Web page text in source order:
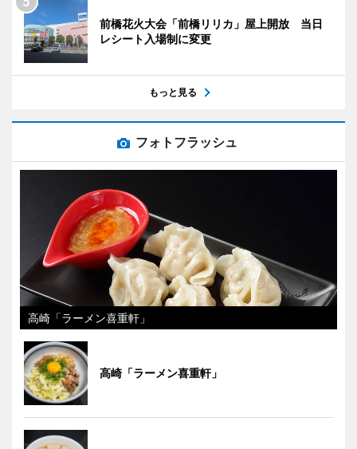
前橋花火大会「前橋リリカ」屋上開放 当日
レシート入場制に変更
もっと見る
フォトフラッシュ
高崎「ラーメン喜重軒」
高崎「ラーメン喜重軒」